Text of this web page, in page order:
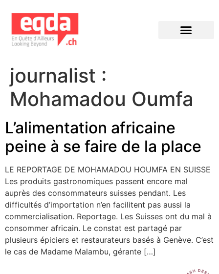
journalist :
Mohamadou Oumfa
L’alimentation africaine
peine à se faire de la place
LE REPORTAGE DE MOHAMADOU HOUMFA EN SUISSE
Les produits gastronomiques passent encore mal
auprès des consommateurs suisses pendant. Les
difficultés d’importation n’en facilitent pas aussi la
commercialisation. Reportage. Les Suisses ont du mal à
consommer africain. Le constat est partagé par
plusieurs épiciers et restaurateurs basés à Genève. C’est
le cas de Madame Malambu, gérante […]